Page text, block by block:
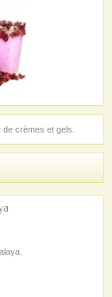
crèmes et gels